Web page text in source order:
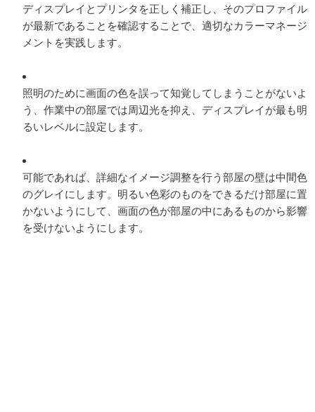
ディスプレイとプリンタを正しく補正し、そのプロファイル
が最新であることを確認することで、適切なカラーマネージ
メントを実践します。
照明のために画面の色を誤って知覚してしまうことがないよ
う、作業中の部屋では周辺光を抑え、ディスプレイが最も明
るいレベルに設定します。
可能であれば、詳細なイメージ調整を行う部屋の壁は中間色
のグレイにします。明るい色彩のものをできるだけ部屋に置
かないようにして、画面の色が部屋の中にあるものから影響
を受けないようにします。